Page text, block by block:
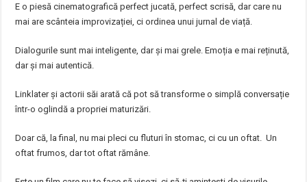
E o piesă cinematografică perfect jucată, perfect scrisă, dar care nu
mai are scânteia improvizației, ci ordinea unui jurnal de viață.
Dialogurile sunt mai inteligente, dar și mai grele. Emoția e mai reținută,
dar și mai autentică.
Linklater și actorii săi arată că pot să transforme o simplă conversație
într-o oglindă a propriei maturizări.
Doar că, la final, nu mai pleci cu fluturi în stomac, ci cu un oftat. Un
oftat frumos, dar tot oftat rămâne.